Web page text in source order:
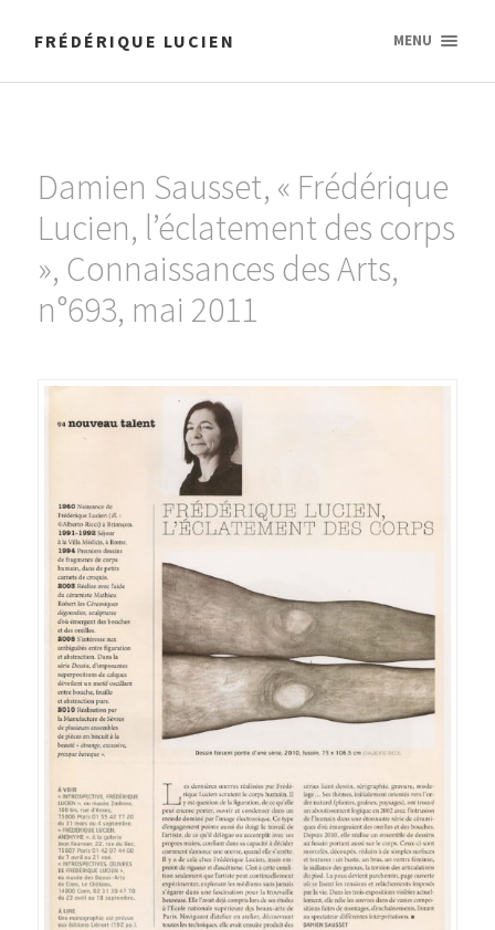
FRÉDÉRIQUE LUCIEN MENU
Damien Sausset, « Frédérique
Lucien, l’éclatement des corps
», Connaissances des Arts,
n°693, mai 2011